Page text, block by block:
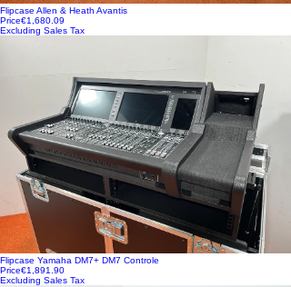
Flipcase Allen & Heath Avantis
Price€1,680.09
Excluding Sales Tax
Flipcase Yamaha DM7+ DM7 Controle
Price€1,891.90
Excluding Sales Tax